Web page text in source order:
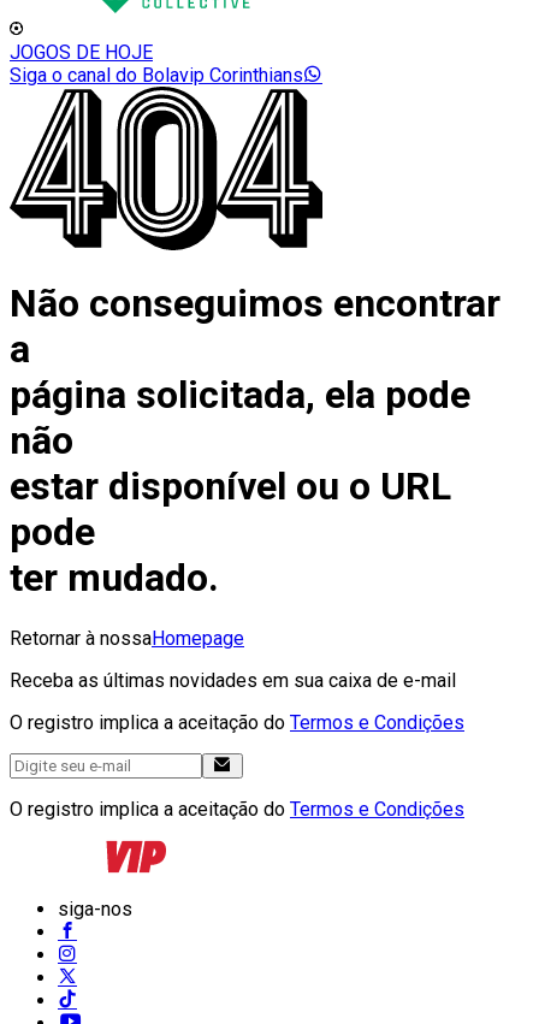
JOGOS DE HOJE
Siga o canal do Bolavip Corinthians
Não conseguimos encontrar
a
página solicitada, ela pode
não
estar disponível ou o URL
pode
ter mudado.
Retornar à nossaHomepage
Receba as últimas novidades em sua caixa de e-mail
O registro implica a aceitação do Termos e Condições
O registro implica a aceitação do Termos e Condições
siga-nos